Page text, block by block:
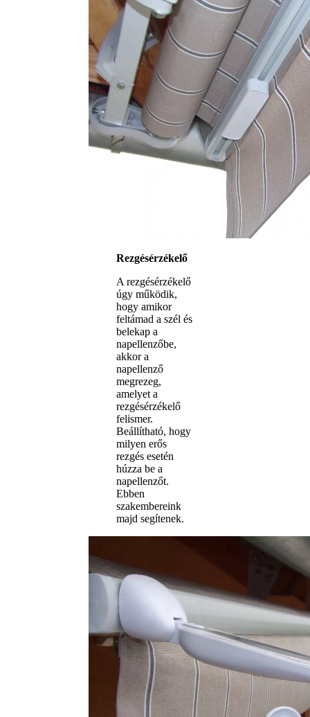
Rezgésérzékelő
A rezgésérzékelő
úgy működik,
hogy amikor
feltámad a szél és
belekap a
napellenzőbe,
akkor a
napellenző
megrezeg,
amelyet a
rezgésérzékelő
felismer.
Beállítható, hogy
milyen erős
rezgés esetén
húzza be a
napellenzőt.
Ebben
szakembereink
majd segítenek.